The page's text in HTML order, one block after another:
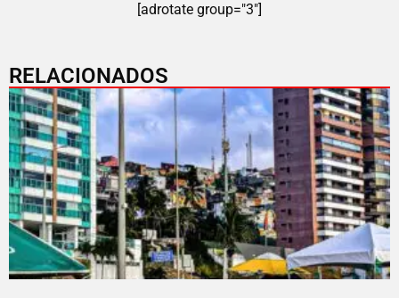
[adrotate group="3"]
RELACIONADOS